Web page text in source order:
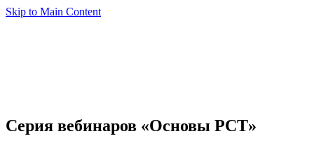
Skip to Main Content
Серия вебинаров «Основы PCT»